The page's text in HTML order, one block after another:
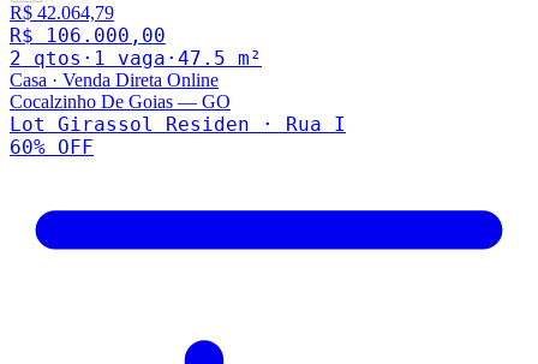
R$ 42.064,79
R$ 106.000,00
2 qtos · 1 vaga · 47.5 m²
Casa · Venda Direta Online
Cocalzinho De Goias — GO
Lot Girassol Residen · Rua I
60% OFF